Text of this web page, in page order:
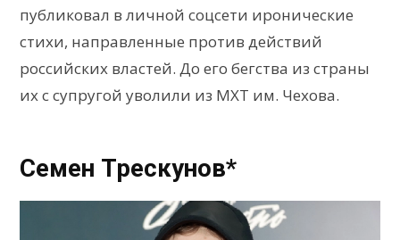
публиковал в личной соцсети иронические
стихи, направленные против действий
российских властей. До его бегства из страны
их с супругой уволили из МХТ им. Чехова.
Семен Трескунов*